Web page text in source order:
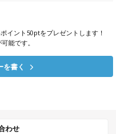
イント50ptをプレゼントします！
能です。
を書く
わせ